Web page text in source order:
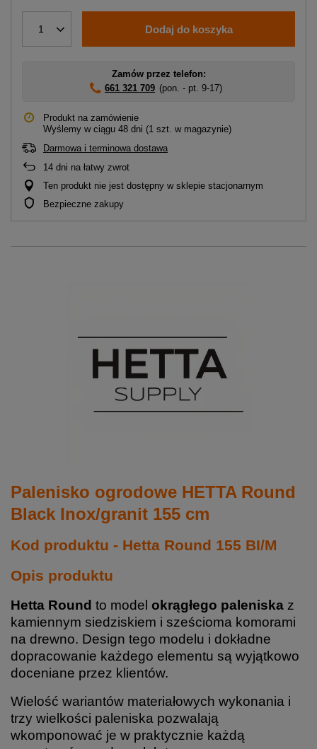
1 Dodaj do koszyka
Zamów przez telefon:
661 321 709 (pon. - pt. 9-17)
Produkt na zamówienie
Wyślemy w ciągu 48 dni (1 szt. w magazynie)
Darmowa i terminowa dostawa
14 dni na łatwy zwrot
Ten produkt nie jest dostępny w sklepie stacjonarnym
Bezpieczne zakupy
Palenisko ogrodowe HETTA Round
Black Inox/granit 155 cm
Kod produktu - Hetta Round 155 BI/M
Opis produktu
Hetta Round to model okrągłego paleniska z
kamiennym siedziskiem i sześcioma komorami
na drewno. Design tego modelu i dokładne
dopracowanie każdego elementu są wyjątkowo
doceniane przez klientów.
Wielość wariantów materiałowych wykonania i
trzy wielkości paleniska pozwalają
wkomponować je w praktycznie każdą